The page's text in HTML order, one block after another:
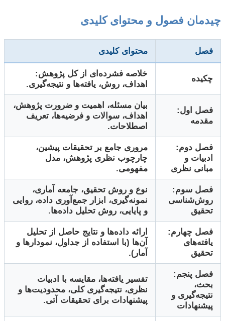
چیدمان فصول و محتوای کلیدی
فصل محتوای کلیدی
چکیده
خلاصه فشرده‌ای از کل پژوهش:
اهداف، روش، یافته‌ها و نتیجه‌گیری.
فصل اول:
مقدمه
بیان مسئله، اهمیت و ضرورت پژوهش،
اهداف، سوالات و فرضیه‌ها، تعریف
اصطلاحات.
فصل دوم:
ادبیات و
مبانی نظری
مروری جامع بر تحقیقات پیشین،
چارچوب نظری پژوهش، مدل
مفهومی.
فصل سوم:
روش‌شناسی
تحقیق
نوع و روش تحقیق، جامعه آماری،
نمونه‌گیری، ابزار جمع‌آوری داده، روایی
و پایایی، روش تحلیل داده‌ها.
فصل چهارم:
یافته‌های
تحقیق
ارائه داده‌ها و نتایج حاصل از تحلیل
آن‌ها (با استفاده از جداول، نمودارها و
آمار).
فصل پنجم:
بحث،
نتیجه‌گیری و
پیشنهادات
تفسیر یافته‌ها، مقایسه با ادبیات
نظری، نتیجه‌گیری کلی، محدودیت‌ها و
پیشنهادات برای تحقیقات آتی.